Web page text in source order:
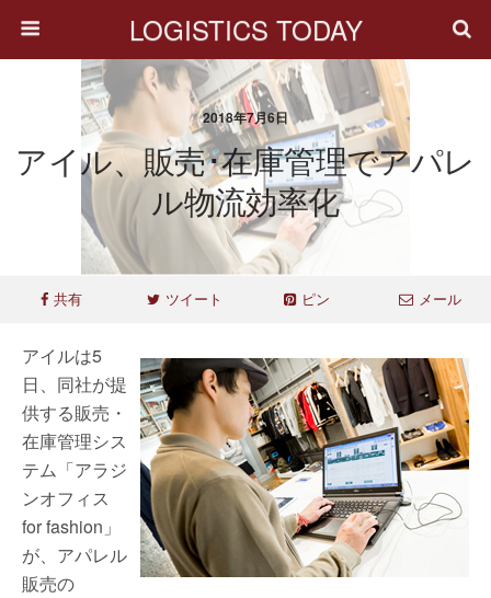
LOGISTICS TODAY
2018年7月6日
アイル、販売･在庫管理でアパレ
ル物流効率化
共有 ツイート ピン メール
アイルは5
日、同社が提
供する販売・
在庫管理シス
テム「アラジ
ンオフィス
for fashion」
が、アパレル
販売の